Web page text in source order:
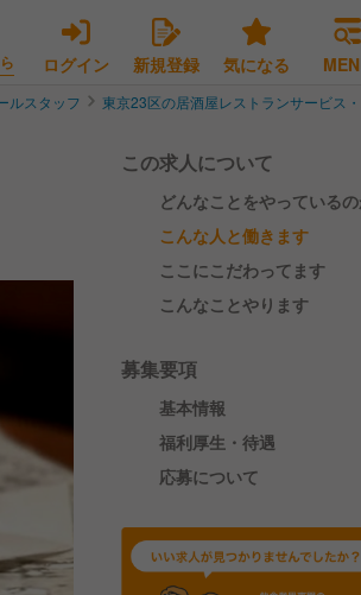
ログイン 新規登録 気になる
ルスタッフ 東京23区の居酒屋レストランサービス・
この求人について
どんなことをやっている
こんな人と働きます
ここにこだわってます
こんなことやります
募集要項
基本情報
福利厚生・待遇
応募について